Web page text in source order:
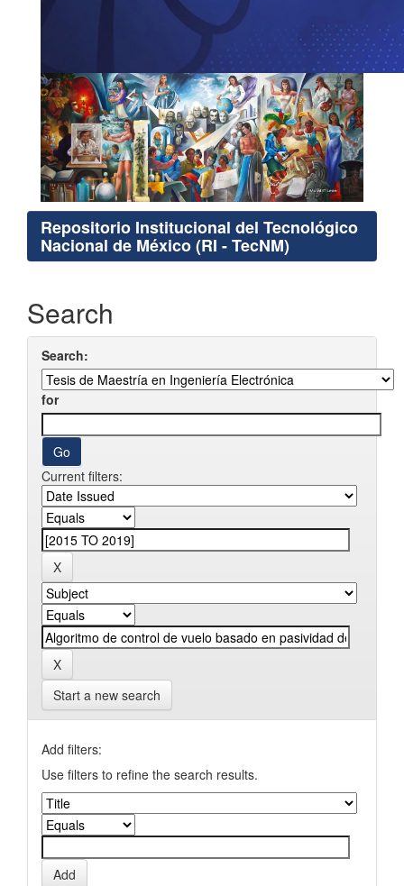
Repositorio Institucional del Tecnológico
Nacional de México (RI - TecNM)
Search
Search:
for
Current filters:
Start a new search
Add filters:
Use filters to refine the search results.